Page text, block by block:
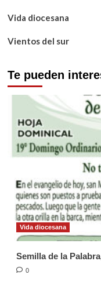
Vida diocesana
Vientos del sur
Te pueden
Vida diocesana
Semilla de la
0